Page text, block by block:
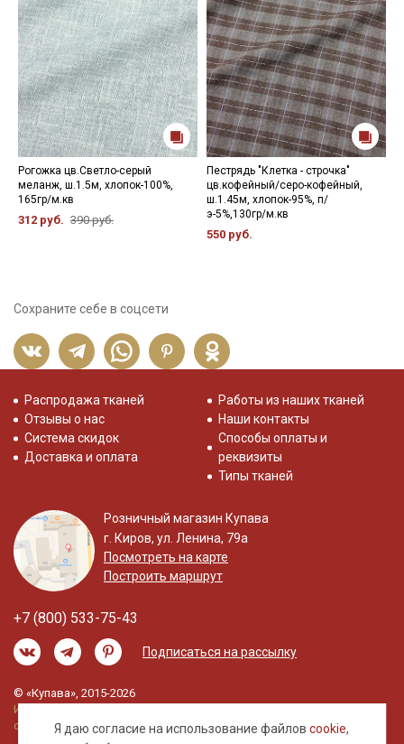
Рогожка цв.Светло-серый
меланж, ш.1.5м, хлопок-100%,
165гр/м.кв
312 руб. 390 руб.
Пестрядь "Клетка - строчка"
цв.кофейный/серо-кофейный,
ш.1.45м, хлопок-95%, п/
э-5%,130гр/м.кв
550 руб.
Сохраните себе в соцсети
Я даю согласие на использование файловcookie,
Распродажа тканей
Отзывы о нас
Система скидок
Доставка и оплата
Работы из наших тканей
Наши контакты
Способы оплаты и
реквизиты
Типы тканей
Розничный магазин Купава
г. Киров, ул. Ленина, 79а
Посмотреть на карте
Построить маршрут
+7 (800) 533-75-43
Подписаться на рассылку
© «Купава», 2015-2026
Информация на сайте не является публичной
офертой.